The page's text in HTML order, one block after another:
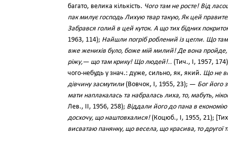
багато, велика кількість. Чого там не росте! Від
пак милує господь Лихую твар такую, Як цей
Забрався голий в цей куток. А що тих бідних
1963, 114); Найшли погріб роблений із цегли. Що там
вже женихів було, боже мій милий! Де вона пройде,
ріжу,— що там крику! Що людей!.. (Тич., І, 1957,
чого-небудь у знач.: дуже, сильно, як, який. Що не
дівчину засмутили (Вовчок, І, 1955, 23); — Бог його
мати наплакалась та набралась лиха, то, мабуть,
Лев., II, 1956, 258); Віддали його до пана в
досхочу, що наштовхалися!(Коцюб., І, 1955, 21);
висватаю панянку, що весела, що красива, то другої